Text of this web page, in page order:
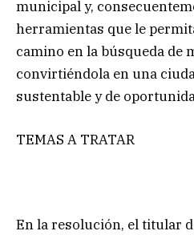
municipal y,
herramientas que le
camino en la búsqueda de
convirtiéndola en una
sustentable y de
TEMAS A TRATAR
En la resolución, el titular